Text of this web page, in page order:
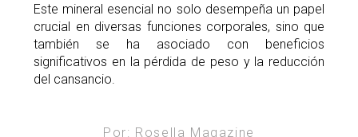
Este mineral esencial no solo desempeña un papel
crucial en diversas funciones corporales, sino que
también se ha asociado con beneficios
significativos en la pérdida de peso y la reducción
del cansancio.
Por: Rosella Magazine